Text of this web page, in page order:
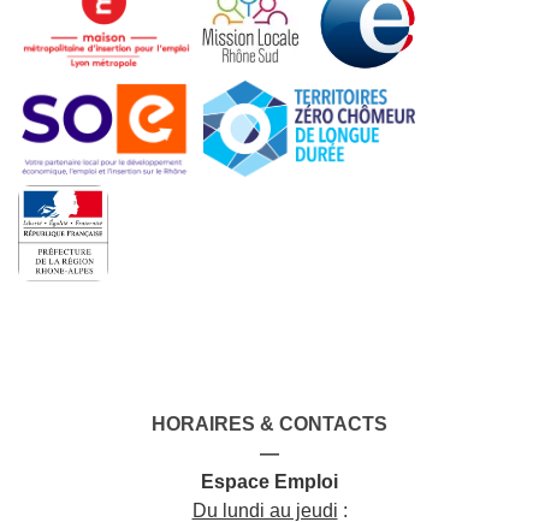
HORAIRES & CONTACTS
—
Espace Emploi
Du lundi au jeudi :